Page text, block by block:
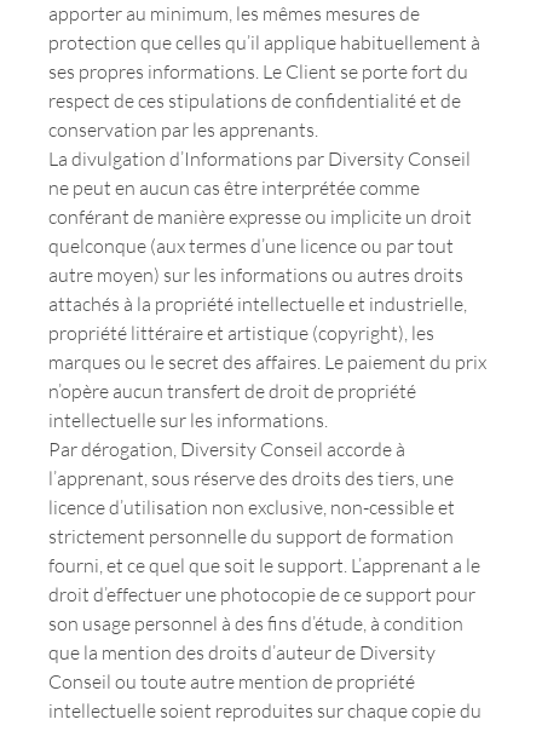
apporter au minimum, les mêmes mesures de
protection que celles qu’il applique habituellement à
ses propres informations. Le Client se porte fort du
respect de ces stipulations de confidentialité et de
conservation par les apprenants.
La divulgation d’Informations par Diversity Conseil
ne peut en aucun cas être interprétée comme
conférant de manière expresse ou implicite un droit
quelconque (aux termes d’une licence ou par tout
autre moyen) sur les informations ou autres droits
attachés à la propriété intellectuelle et industrielle,
propriété littéraire et artistique (copyright), les
marques ou le secret des affaires. Le paiement du prix
n’opère aucun transfert de droit de propriété
intellectuelle sur les informations.
Par dérogation, Diversity Conseil accorde à
l’apprenant, sous réserve des droits des tiers, une
licence d’utilisation non exclusive, non-cessible et
strictement personnelle du support de formation
fourni, et ce quel que soit le support. L’apprenant a le
droit d’effectuer une photocopie de ce support pour
son usage personnel à des fins d’étude, à condition
que la mention des droits d’auteur de Diversity
Conseil ou toute autre mention de propriété
intellectuelle soient reproduites sur chaque copie du